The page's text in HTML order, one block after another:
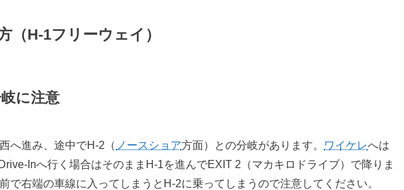
（H-1フリーウェイ）
に注意
へ進み、途中でH-2（ ノースショア方面）との分岐があります。 ワイケレへは
Inへ行く場合はそのままH-1を進んでEXIT 2（マカキロドライブ）で降りま
で右端の車線に入ってしまうとH-2に乗ってしまうので注意してください。